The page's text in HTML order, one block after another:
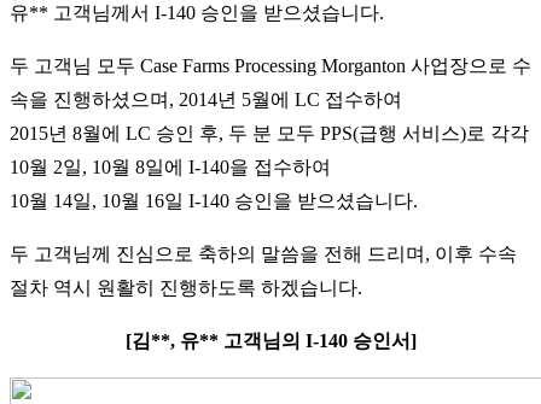
유** 고객님께서 I-140 승인을 받으셨습니다.
두 고객님 모두 Case Farms Processing Morganton 사업장으로 수
속을 진행하셨으며, 2014년 5월에 LC 접수하여
2015년 8월에 LC 승인 후, 두 분 모두 PPS(급행 서비스)로 각각
10월 2일, 10월 8일에 I-140을 접수하여
10월 14일, 10월 16일 I-140 승인을 받으셨습니다.
두 고객님께 진심으로 축하의 말씀을 전해 드리며, 이후 수속
절차 역시 원활히 진행하도록 하겠습니다.
[김**, 유** 고객님의 I-140 승인서]